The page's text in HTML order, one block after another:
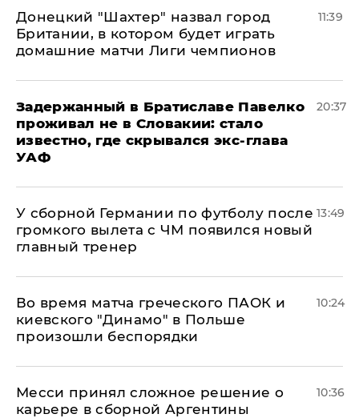
Донецкий "Шахтер" назвал город
Британии, в котором будет играть
домашние матчи Лиги чемпионов
11:39
Задержанный в Братиславе Павелко
проживал не в Словакии: стало
известно, где скрывался экс-глава
УАФ
20:37
У сборной Германии по футболу после
громкого вылета с ЧМ появился новый
главный тренер
13:49
Во время матча греческого ПАОК и
киевского "Динамо" в Польше
произошли беспорядки
10:24
Месси принял сложное решение о
карьере в сборной Аргентины
10:36